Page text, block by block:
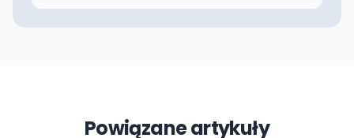
Powiązane artykuły